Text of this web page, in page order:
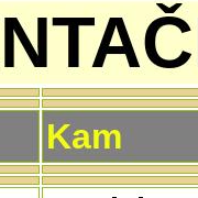
Kam